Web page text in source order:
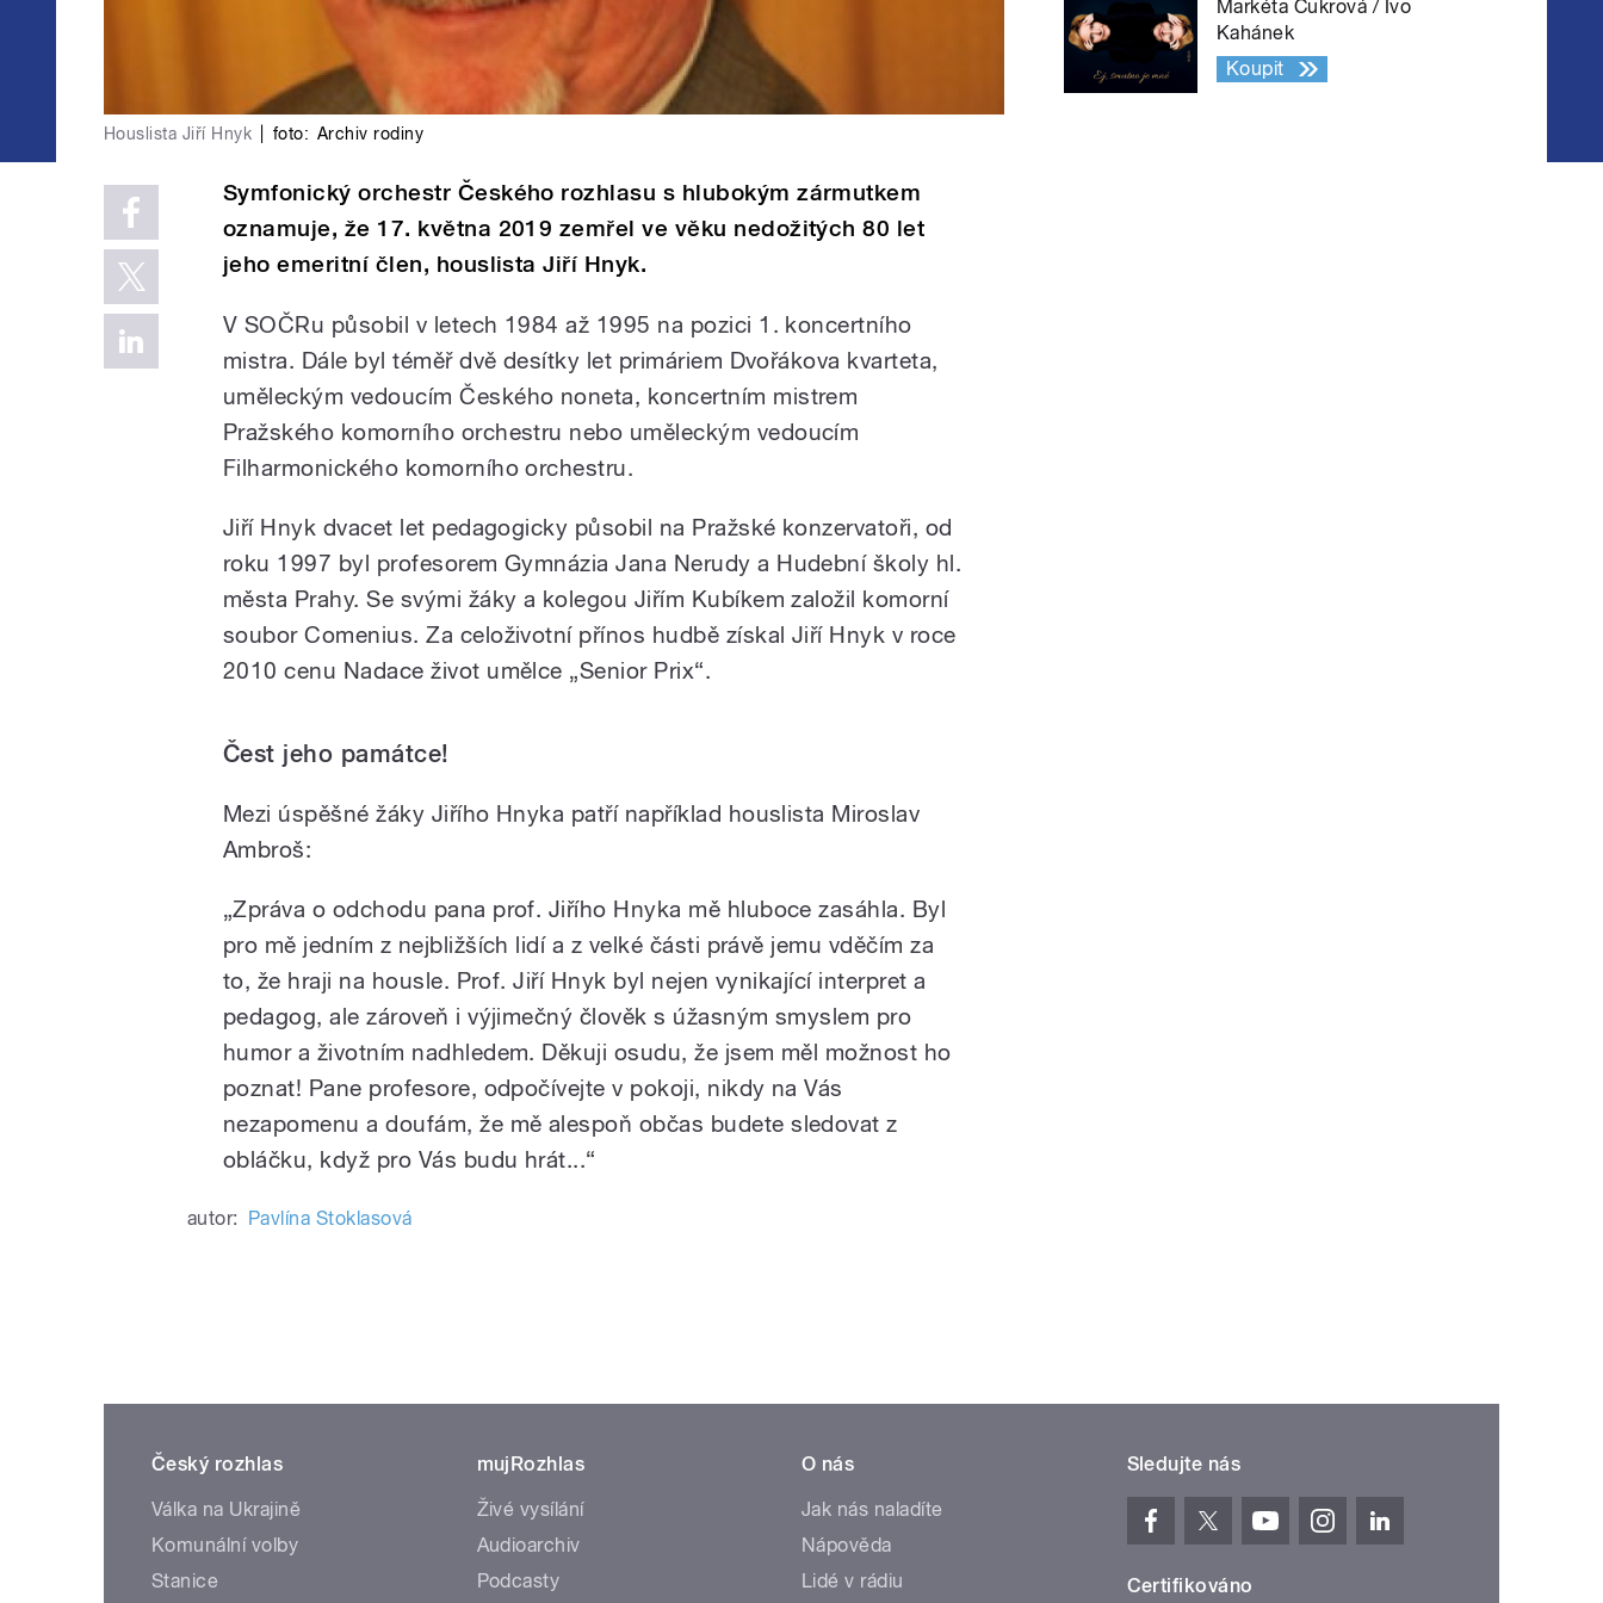
Houslista Jiří Hnyk foto: Archiv rodiny
Symfonický orchestr Českého rozhlasu s hlubokým zármutkem
oznamuje, že 17. května 2019 zemřel ve věku nedožitých 80 let
jeho emeritní člen, houslista Jiří Hnyk.
V SOČRu působil v letech 1984 až 1995 na pozici 1. koncertního
mistra. Dále byl téměř dvě desítky let primáriem Dvořákova kvarteta,
uměleckým vedoucím Českého noneta, koncertním mistrem
Pražského komorního orchestru nebo uměleckým vedoucím
Filharmonického komorního orchestru.
Jiří Hnyk dvacet let pedagogicky působil na Pražské konzervatoři, od
roku 1997 byl profesorem Gymnázia Jana Nerudy a Hudební školy hl.
města Prahy. Se svými žáky a kolegou Jiřím Kubíkem založil komorní
soubor Comenius. Za celoživotní přínos hudbě získal Jiří Hnyk v roce
2010 cenu Nadace život umělce „Senior Prix“.
Čest jeho památce!
Mezi úspěšné žáky Jiřího Hnyka patří například houslista Miroslav
Ambroš:
„Zpráva o odchodu pana prof. Jiřího Hnyka mě hluboce zasáhla. Byl
pro mě jedním z nejbližších lidí a z velké části právě jemu vděčím za
to, že hraji na housle. Prof. Jiří Hnyk byl nejen vynikající interpret a
pedagog, ale zároveň i výjimečný člověk s úžasným smyslem pro
humor a životním nadhledem. Děkuji osudu, že jsem měl možnost ho
poznat! Pane profesore, odpočívejte v pokoji, nikdy na Vás
nezapomenu a doufám, že mě alespoň občas budete sledovat z
obláčku, když pro Vás budu hrát...“
autor: Pavlína Stoklasová
Markéta Cukrová / Ivo
Kahánek
Koupit
Český rozhlas
Válka na Ukrajině
Komunální volby
Stanice
mujRozhlas
Živé vysílání
Audioarchiv
Podcasty
O nás
Jak nás naladíte
Nápověda
Lidé v rádiu
Sledujte nás
Certifikováno